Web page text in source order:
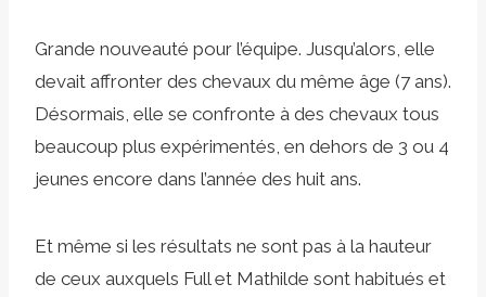
Grande nouveauté pour l’équipe. Jusqu’alors, elle
devait affronter des chevaux du même âge (7 ans).
Désormais, elle se confronte à des chevaux tous
beaucoup plus expérimentés, en dehors de 3 ou 4
jeunes encore dans l’année des huit ans.
Et même si les résultats ne sont pas à la hauteur
de ceux auxquels Full et Mathilde sont habitués et